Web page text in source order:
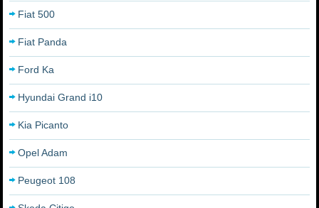
Fiat 500
Fiat Panda
Ford Ka
Hyundai Grand i10
Kia Picanto
Opel Adam
Peugeot 108